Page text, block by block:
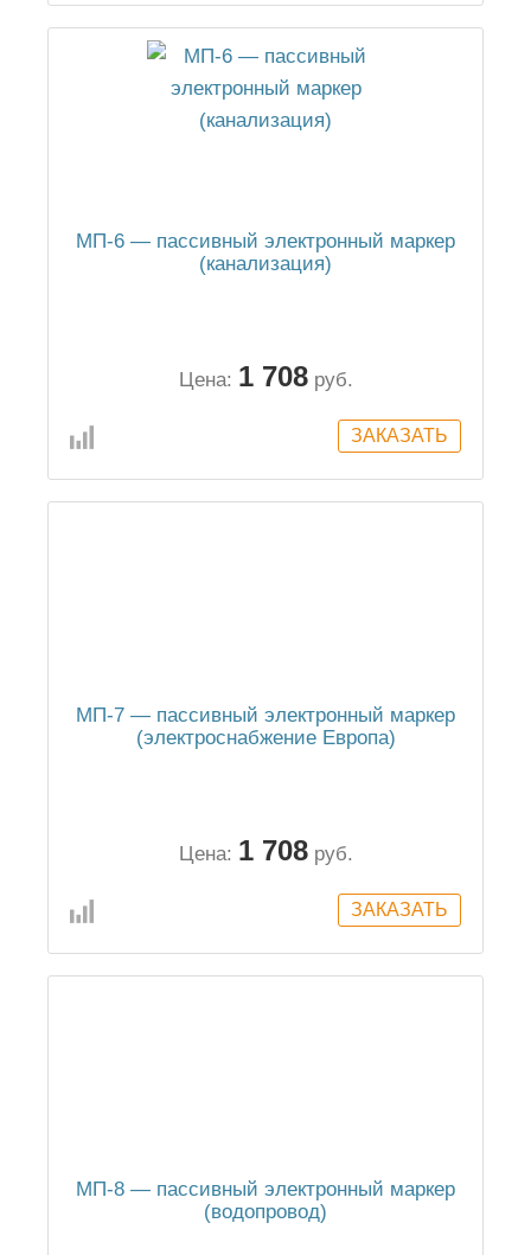
МП-6 — пассивный электронный маркер
(канализация)
Цена: 1 708 руб.
МП-7 — пассивный электронный маркер
(электроснабжение Европа)
Цена: 1 708 руб.
МП-8 — пассивный электронный маркер
(водопровод)